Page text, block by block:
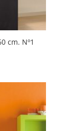
cm. Nº1